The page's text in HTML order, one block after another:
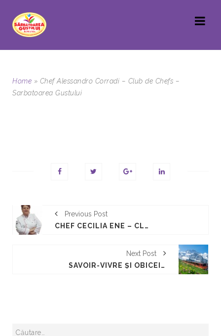
Home » Chef Alessandro Corradi – Club de Chefs –
Sarbatoarea Gustului
Previous Post
CHEF CECILIA ENE – CLUB DE CHEFS – SARBATOAREA GUSTULUI
Next Post
SAVOIR-VIVRE ȘI OBICEIURI ELVEȚIA, ȚARA "ORDINULUI CURAT"?